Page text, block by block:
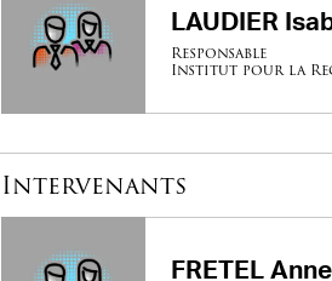
LAUDIER
Responsable
Institut pour la
Intervenants
FRETEL Anne